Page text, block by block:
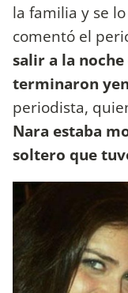
la familia y se
comentó el
salir a la
terminaron
periodista,
Nara estaba
soltero que